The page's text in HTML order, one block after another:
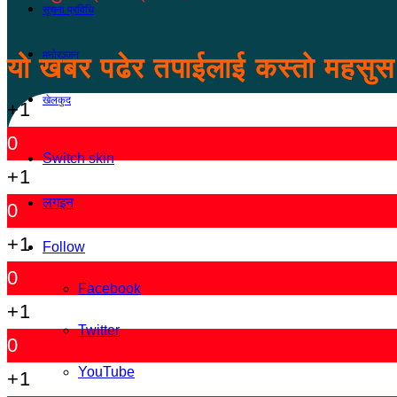
सूचना प्रविधि
मनोरञ्जन
खेलकुद
Switch skin
लगइन
Follow
Facebook
Twitter
YouTube
यो खबर पढेर तपाईलाई कस्तो
+1
0
+1
0
+1
0
+1
0
+1